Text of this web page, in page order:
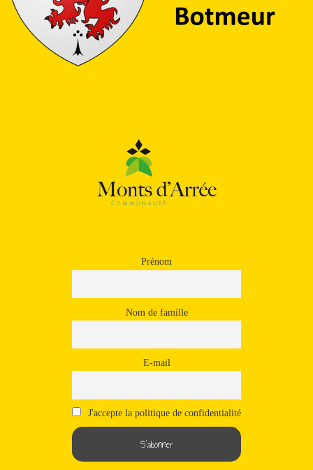
Prénom
Nom de famille
E-mail
J'accepte la politique de confidentialité